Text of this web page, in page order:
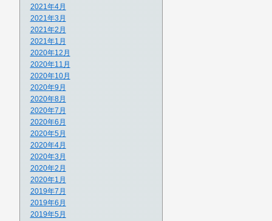
2021年4月
2021年3月
2021年2月
2021年1月
2020年12月
2020年11月
2020年10月
2020年9月
2020年8月
2020年7月
2020年6月
2020年5月
2020年4月
2020年3月
2020年2月
2020年1月
2019年7月
2019年6月
2019年5月